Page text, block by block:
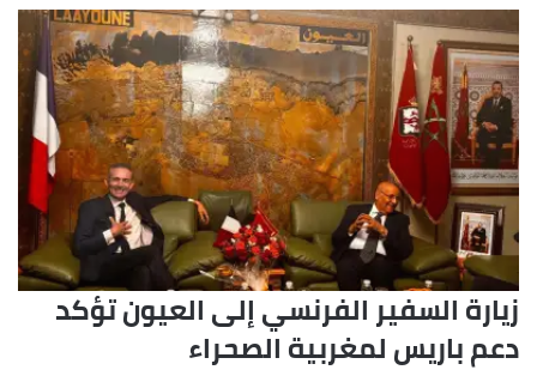
زيارة السفير الفرنسي إلى العيون تؤكد
دعم باريس لمغربية الصحراء